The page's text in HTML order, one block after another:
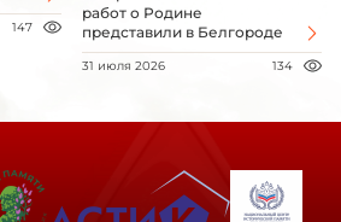
147
работ о Родине
представили в Белгороде
31 июля 2026 134